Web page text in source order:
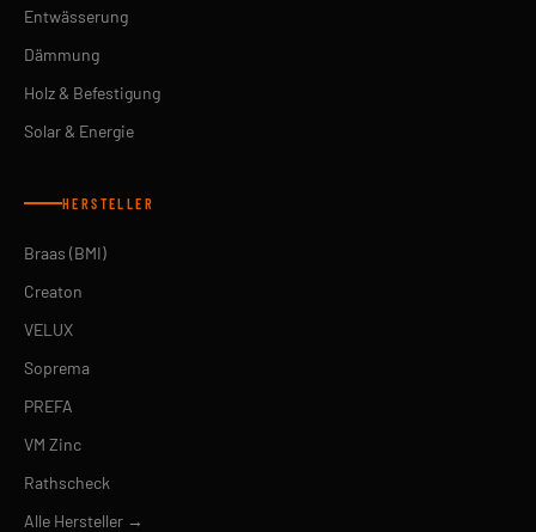
Entwässerung
Dämmung
Holz & Befestigung
Solar & Energie
HERSTELLER
Braas (BMI)
Creaton
VELUX
Soprema
PREFA
VM Zinc
Rathscheck
Alle Hersteller →